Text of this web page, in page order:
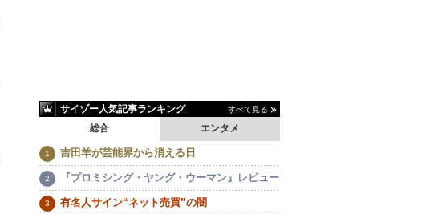
サイゾー人気記事ランキング すべて見る
エンタメ
総合
吉田羊が芸能界から消える日
『プロミシング・ヤング・ウーマン』レビュー
有名人サイン“ネット売買”の闇